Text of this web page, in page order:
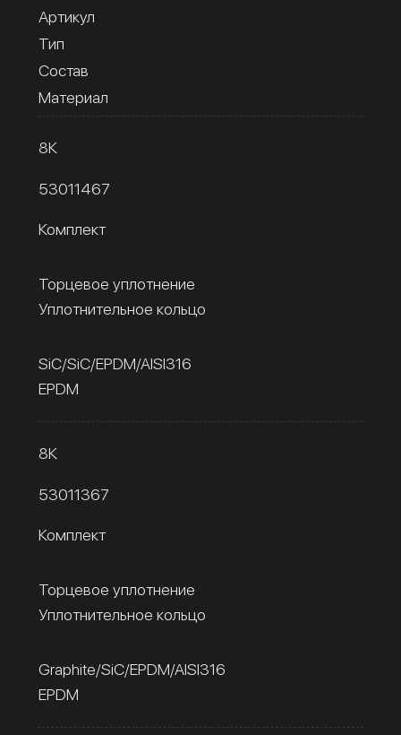
Артикул
Тип
Состав
Материал
8К
53011467
Комплект
Торцевое уплотнение
Уплотнительное кольцо
SiC/SiC/EPDM/AISI316
EPDM
8К
53011367
Комплект
Торцевое уплотнение
Уплотнительное кольцо
Graphite/SiC/EPDM/AISI316
EPDM